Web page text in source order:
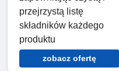
przejrzystą listę
składników każdego
produktu
zobacz ofertę